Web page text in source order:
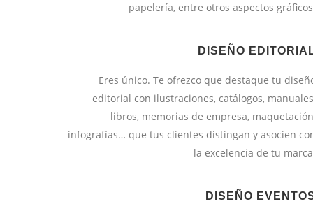
papelería, entre otros aspectos
DISEÑO
Eres único. Te ofrezco que destaque tu
editorial con ilustraciones, catálogos,
libros, memorias de empresa,
infografías… que tus clientes distingan y asocien
la excelencia de tu
DISEÑO